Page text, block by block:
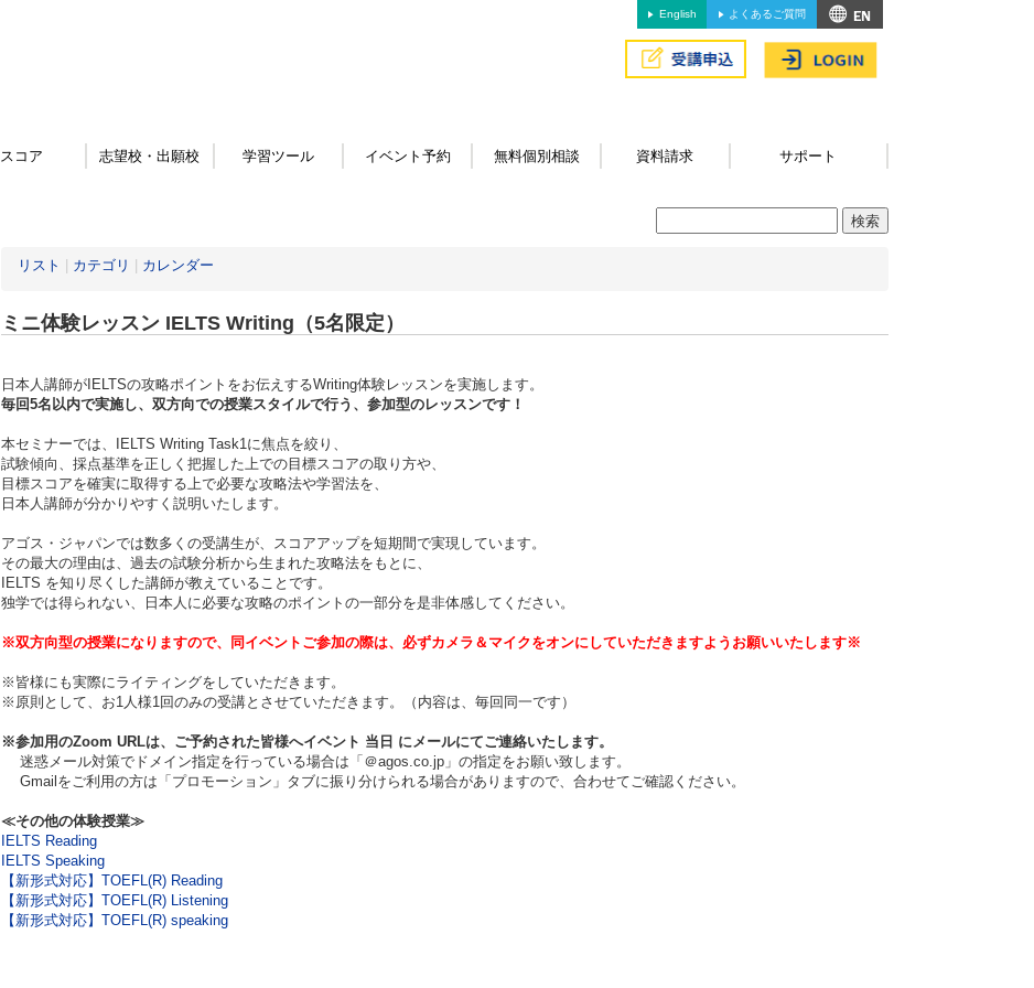
English よくあるご質問
スコア 志望校・出願校 学習ツール イベント予約 無料個別相談 資料請求 サポート
リスト カテゴリ カレンダー
ミニ体験レッスン IELTS Writing（5名限定）
日本人講師がIELTSの攻略ポイントをお伝えするWriting体験レッスンを実施します。
毎回5名以内で実施し、双方向での授業スタイルで行う、参加型のレッスンです！
本セミナーでは、IELTS Writing Task1に焦点を絞り、
試験傾向、採点基準を正しく把握した上での目標スコアの取り方や、
目標スコアを確実に取得する上で必要な攻略法や学習法を、
日本人講師が分かりやすく説明いたします。
アゴス・ジャパンでは数多くの受講生が、スコアアップを短期間で実現しています。
その最大の理由は、過去の試験分析から生まれた攻略法をもとに、
IELTS を知り尽くした講師が教えていることです。
独学では得られない、日本人に必要な攻略のポイントの一部分を是非体感してください。
※双方向型の授業になりますので、同イベントご参加の際は、必ずカメラ＆マイクをオンにしていただきますようお願いいたします※
※皆様にも実際にライティングをしていただきます。
※原則として、お1人様1回のみの受講とさせていただきます。（内容は、毎回同一です）
※参加用のZoom URLは、ご予約された皆様へイベント 当日 にメールにてご連絡いたします。
迷惑メール対策でドメイン指定を行っている場合は「＠agos.co.jp」の指定をお願い致します。
Gmailをご利用の方は「プロモーション」タブに振り分けられる場合がありますので、合わせてご確認ください。
≪その他の体験授業≫
IELTS Reading
IELTS Speaking
【新形式対応】TOEFL(R) Reading
【新形式対応】TOEFL(R) Listening
【新形式対応】TOEFL(R) speaking